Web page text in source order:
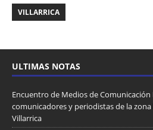
VILLARRICA
ULTIMAS NOTAS
Encuentro de Medios de Comunicación
comunicadores y periodistas de la zona
Villarrica